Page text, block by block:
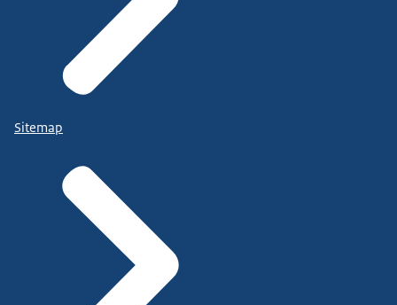
Sitemap